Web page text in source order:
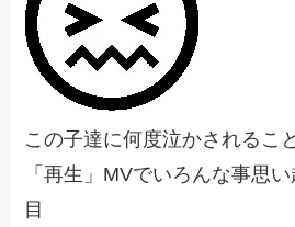
この子達に何度泣かされるこ
「再生」MVでいろんな事思
目